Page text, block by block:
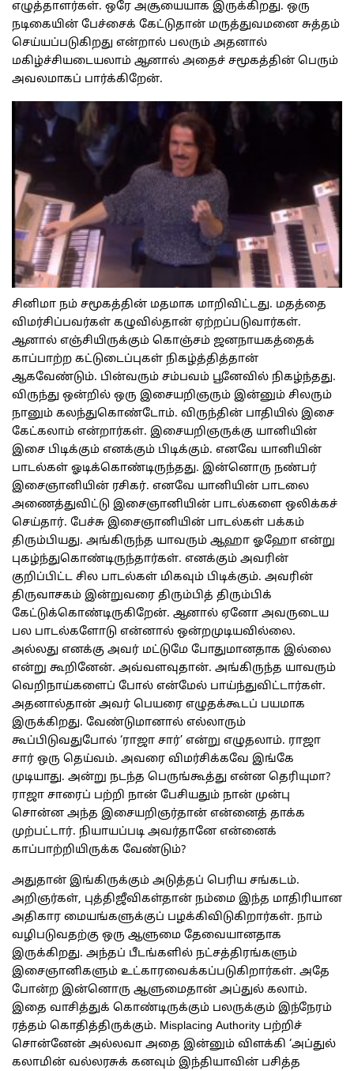
எழுத்தாளர்கள். ஒரே அசூயையாக இருக்கிறது. ஒரு
நடிகையின் பேச்சைக் கேட்டுதான் மருத்துவமனை சுத்தம்
செய்யப்படுகிறது என்றால் பலரும் அதனால்
மகிழ்ச்சியடையலாம் ஆனால் அதைச் சமூகத்தின் பெரும்
அவலமாகப் பார்க்கிறேன்.
சினிமா நம் சமூகத்தின் மதமாக மாறிவிட்டது. மதத்தை
விமர்சிப்பவர்கள் கழுவில்தான் ஏற்றப்படுவார்கள்.
ஆனால் எஞ்சியிருக்கும் கொஞ்சம் ஜனநாயகத்தைக்
காப்பாற்ற கட்டுடைப்புகள் நிகழ்த்தித்தான்
ஆகவேண்டும். பின்வரும் சம்பவம் பூனேவில் நிகழ்ந்தது.
விருந்து ஒன்றில் ஒரு இசையறிஞரும் இன்னும் சிலரும்
நானும் கலந்துகொண்டோம். விருந்தின் பாதியில் இசை
கேட்கலாம் என்றார்கள். இசையறிஞருக்கு யானியின்
இசை பிடிக்கும் எனக்கும் பிடிக்கும். எனவே யானியின்
பாடல்கள் ஓடிக்கொண்டிருந்தது. இன்னொரு நண்பர்
இசைஞானியின் ரசிகர். எனவே யானியின் பாடலை
அணைத்துவிட்டு இசைஞானியின் பாடல்களை ஒலிக்கச்
செய்தார். பேச்சு இசைஞானியின் பாடல்கள் பக்கம்
திரும்பியது. அங்கிருந்த யாவரும் ஆஹா ஓஹோ என்று
புகழ்ந்துகொண்டிருந்தார்கள். எனக்கும் அவரின்
குறிப்பிட்ட சில பாடல்கள் மிகவும் பிடிக்கும். அவரின்
திருவாசகம் இன்றுவரை திரும்பித் திரும்பிக்
கேட்டுக்கொண்டிருகிறேன். ஆனால் ஏனோ அவருடைய
பல பாடல்களோடு என்னால் ஒன்றமுடியவில்லை.
அல்லது எனக்கு அவர் மட்டுமே போதுமானதாக இல்லை
என்று கூறினேன். அவ்வளவுதான். அங்கிருந்த யாவரும்
வெறிநாய்களைப் போல் என்மேல் பாய்ந்துவிட்டார்கள்.
அதனால்தான் அவர் பெயரை எழுதக்கூடப் பயமாக
இருக்கிறது. வேண்டுமானால் எல்லாரும்
கூப்பிடுவதுபோல் ‘ராஜா சார்’ என்று எழுதலாம். ராஜா
சார் ஒரு தெய்வம். அவரை விமர்சிக்கவே இங்கே
முடியாது. அன்று நடந்த பெருங்கூத்து என்ன தெரியுமா?
ராஜா சாரைப் பற்றி நான் பேசியதும் நான் முன்பு
சொன்ன அந்த இசையறிஞர்தான் என்னைத் தாக்க
முற்பட்டார். நியாயப்படி அவர்தானே என்னைக்
காப்பாற்றியிருக்க வேண்டும்?
அதுதான் இங்கிருக்கும் அடுத்தப் பெரிய சங்கடம்.
அறிஞர்கள், புத்திஜீவிகள்தான் நம்மை இந்த மாதிரியான
அதிகார மையங்களுக்குப் பழக்கிவிடுகிறார்கள். நாம்
வழிபடுவதற்கு ஒரு ஆளுமை தேவையானதாக
இருக்கிறது. அந்தப் பீடங்களில் நட்சத்திரங்களும்
இசைஞானிகளும் உட்காரவைக்கப்படுகிறார்கள். அதே
போன்ற இன்னொரு ஆளுமைதான் அப்துல் கலாம்.
இதை வாசித்துக் கொண்டிருக்கும் பலருக்கும் இந்நேரம்
ரத்தம் கொதித்திருக்கும். Misplacing Authority பற்றிச்
சொன்னேன் அல்லவா அதை இன்னும் விளக்கி ‘அப்துல்
கலாமின் வல்லரசுக் கனவும் இந்தியாவின் பசித்த